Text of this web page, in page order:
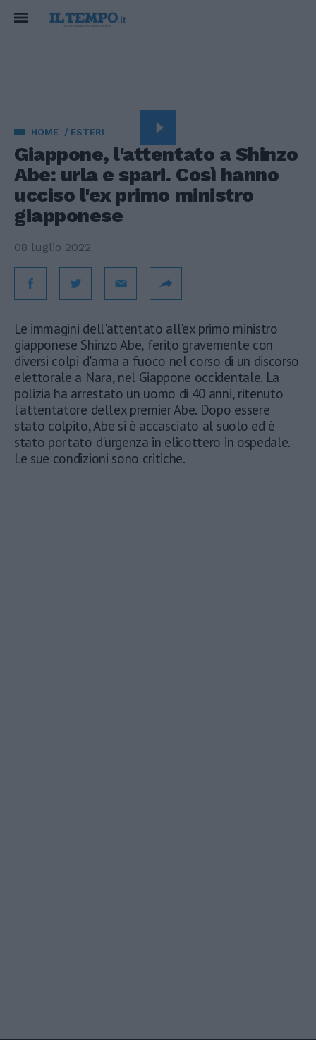
HOME ESTERI
Giappone, l'attentato a Shinzo
Abe: urla e spari. Così hanno
ucciso l'ex primo ministro
giapponese
08 luglio 2022
Le immagini dell'attentato all'ex primo ministro
giapponese Shinzo Abe, ferito gravemente con
diversi colpi d'arma a fuoco nel corso di un discorso
elettorale a Nara, nel Giappone occidentale. La
polizia ha arrestato un uomo di 40 anni, ritenuto
l'attentatore dell'ex premier Abe. Dopo essere
stato colpito, Abe si è accasciato al suolo ed è
stato portato d'urgenza in elicottero in ospedale.
Le sue condizioni sono critiche.